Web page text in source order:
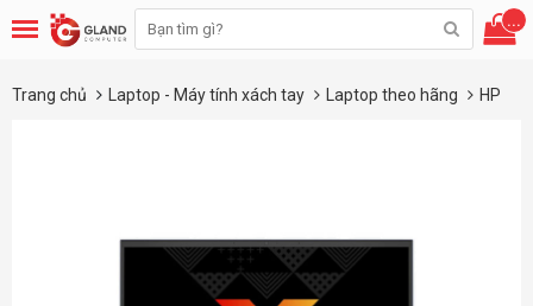
...
Trang chủ Laptop - Máy tính xách tay Laptop theo hãng HP